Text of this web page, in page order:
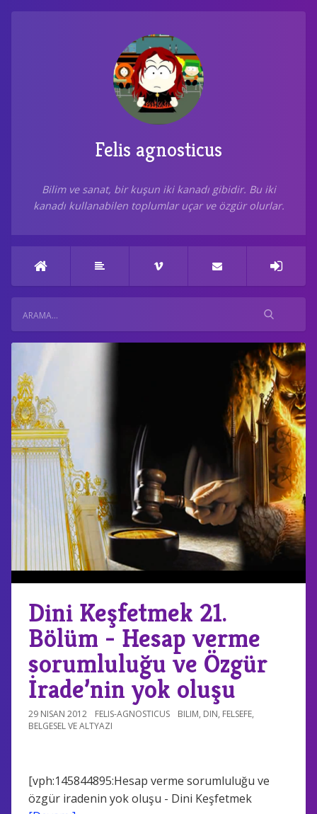
Felis agnosticus
Bilim ve sanat, bir kuşun iki kanadı gibidir. Bu iki
kanadı kullanabilen toplumlar uçar ve özgür olurlar.
Dini Keşfetmek 21.
Bölüm - Hesap verme
sorumluluğu ve Özgür
İrade’nin yok oluşu
29 NISAN 2012 FELIS-AGNOSTICUS BILIM, DIN, FELSEFE,
BELGESEL VE ALTYAZI
[vph:145844895:Hesap verme sorumluluğu ve
özgür iradenin yok oluşu - Dini Keşfetmek